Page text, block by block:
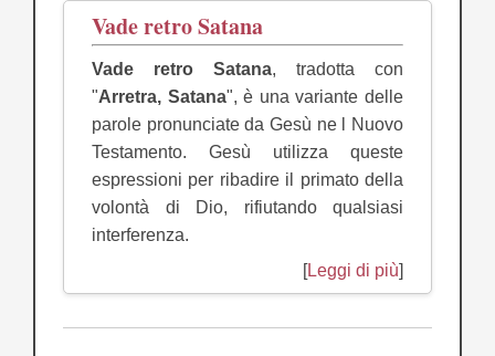
Vade retro Satana
Vade retro Satana, tradotta con
"Arretra, Satana", è una variante delle
parole pronunciate da Gesù ne l Nuovo
Testamento. Gesù utilizza queste
espressioni per ribadire il primato della
volontà di Dio, rifiutando qualsiasi
interferenza.
[Leggi di più]